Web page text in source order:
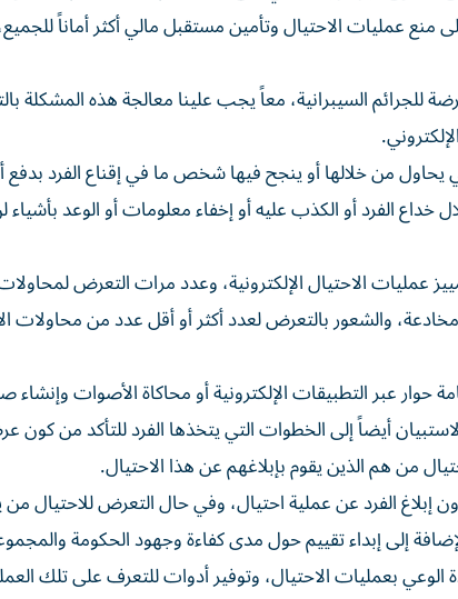
عمليات الاحتيال وتأمين مستقبل مالي أكثر أماناً
للجرائم السيبرانية، معاً يجب علينا معالجة هذه المشكلة
من خلالها أو ينجح فيها شخص ما في إقناع الفرد بدفع
خداع الفرد أو الكذب عليه أو إخفاء معلومات أو الوعد
عمليات الاحتيال الإلكترونية، وعدد مرات التعرض
والشعور بالتعرض لعدد أكثر أو أقل عدد من محاولات
عبر التطبيقات الإلكترونية أو محاكاة الأصوات وإنشاء
أيضاً إلى الخطوات التي يتخذها الفرد للتأكد من كون
من هم الذين يقوم بإبلاغهم عن هذا الاحتيال.
الفرد عن عملية احتيال، وفي حال التعرض للاحتيال
إلى إبداء تقييم حول مدى كفاءة وجهود الحكومة
بعمليات الاحتيال، وتوفير أدوات للتعرف على تلك